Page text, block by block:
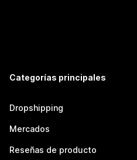
Categorías principales
Dropshipping
Mercados
Reseñas de producto